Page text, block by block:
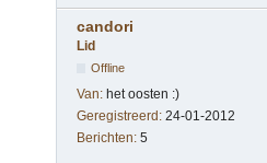
candori
Lid
Offline
Van: het oosten :)
Geregistreerd: 24-01-2012
Berichten: 5